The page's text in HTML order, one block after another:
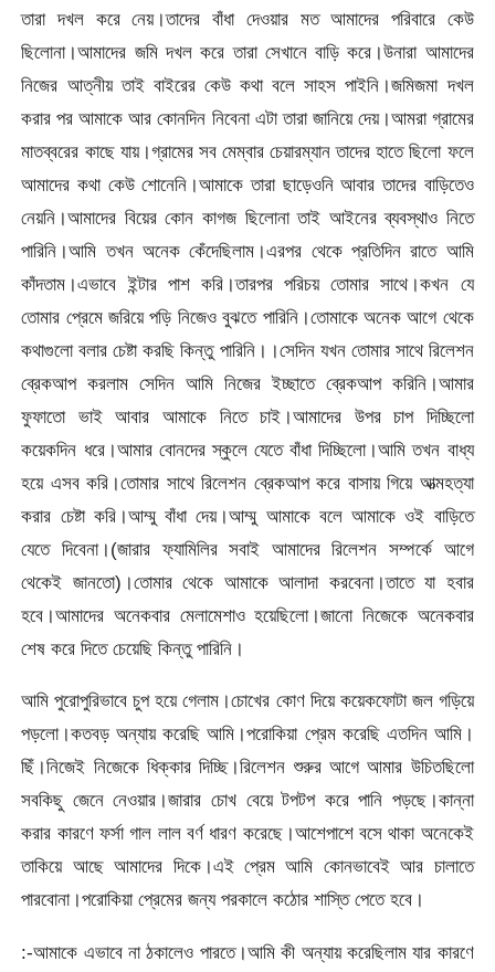
তারা দখল করে নেয়।তাদের বাঁধা দেওয়ার মত আমাদের পরিবারে কেউ
ছিলোনা।আমাদের জমি দখল করে তারা সেখানে বাড়ি করে।উনারা আমাদের
নিজের আত্নীয় তাই বাইরের কেউ কথা বলে সাহস পাইনি।জমিজমা দখল
করার পর আমাকে আর কোনদিন নিবেনা এটা তারা জানিয়ে দেয়।আমরা গ্রামের
মাতব্বরের কাছে যায়।গ্রামের সব মেম্বার চেয়ারম্যান তাদের হাতে ছিলো ফলে
আমাদের কথা কেউ শোনেনি।আমাকে তারা ছাড়েওনি আবার তাদের বাড়িতেও
নেয়নি।আমাদের বিয়ের কোন কাগজ ছিলোনা তাই আইনের ব্যবস্থাও নিতে
পারিনি।আমি তখন অনেক কেঁদেছিলাম।এরপর থেকে প্রতিদিন রাতে আমি
কাঁদতাম।এভাবে ইন্টার পাশ করি।তারপর পরিচয় তোমার সাথে।কখন যে
তোমার প্রেমে জরিয়ে পড়ি নিজেও বুঝতে পারিনি।তোমাকে অনেক আগে থেকে
কথাগুলো বলার চেষ্টা করছি কিন্তু পারিনি।।সেদিন যখন তোমার সাথে রিলেশন
ব্রেকআপ করলাম সেদিন আমি নিজের ইচ্ছাতে ব্রেকআপ করিনি।আমার
ফুফাতো ভাই আবার আমাকে নিতে চাই।আমাদের উপর চাপ দিচ্ছিলো
কয়েকদিন ধরে।আমার বোনদের স্কুলে যেতে বাঁধা দিচ্ছিলো।আমি তখন বাধ্য
হয়ে এসব করি।তোমার সাথে রিলেশন ব্রেকআপ করে বাসায় গিয়ে আত্মহত্যা
করার চেষ্টা করি।আম্মু বাঁধা দেয়।আম্মু আমাকে বলে আমাকে ওই বাড়িতে
যেতে দিবেনা।(জারার ফ্যামিলির সবাই আমাদের রিলেশন সম্পর্কে আগে
থেকেই জানতো)।তোমার থেকে আমাকে আলাদা করবেনা।তাতে যা হবার
হবে।আমাদের অনেকবার মেলামেশাও হয়েছিলো।জানো নিজেকে অনেকবার
শেষ করে দিতে চেয়েছি কিন্তু পারিনি।
আমি পুরোপুরিভাবে চুপ হয়ে গেলাম।চোখের কোণ দিয়ে কয়েকফোটা জল গড়িয়ে
পড়লো।কতবড় অন্যায় করেছি আমি।পরোকিয়া প্রেম করেছি এতদিন আমি।
ছিঁ।নিজেই নিজেকে ধিক্কার দিচ্ছি।রিলেশন শুরুর আগে আমার উচিতছিলো
সবকিছু জেনে নেওয়ার।জারার চোখ বেয়ে টপটপ করে পানি পড়ছে।কান্না
করার কারণে ফর্সা গাল লাল বর্ণ ধারণ করেছে।আশেপাশে বসে থাকা অনেকেই
তাকিয়ে আছে আমাদের দিকে।এই প্রেম আমি কোনভাবেই আর চালাতে
পারবোনা।পরোকিয়া প্রেমের জন্য পরকালে কঠোর শাস্তি পেতে হবে।
:-আমাকে এভাবে না ঠকালেও পারতে।আমি কী অন্যায় করেছিলাম যার কারণে